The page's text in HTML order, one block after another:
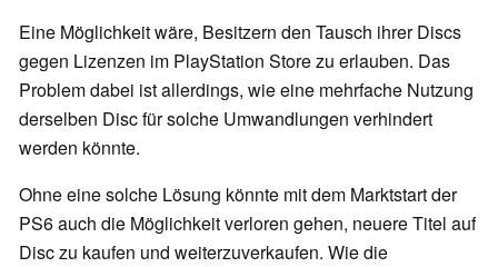
Eine Möglichkeit wäre, Besitzern den Tausch ihrer Discs
gegen Lizenzen im PlayStation Store zu erlauben. Das
Problem dabei ist allerdings, wie eine mehrfache Nutzung
derselben Disc für solche Umwandlungen verhindert
werden könnte.
Ohne eine solche Lösung könnte mit dem Marktstart der
PS6 auch die Möglichkeit verloren gehen, neuere Titel auf
Disc zu kaufen und weiterzuverkaufen. Wie die